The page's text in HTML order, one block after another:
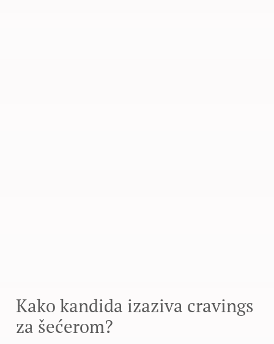
Kako kandida izaziva cravings
za šećerom?